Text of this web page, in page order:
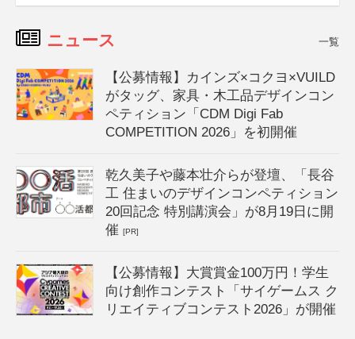
ニュース 一覧
【公募情報】カインズ×コクヨ×VUILD
がタッグ、家具・木工品デザインコン
ペティション「CDM Digi Fab
COMPETITION 2026」を初開催
乾久美子や藤本壮介らが登壇、「長谷
工 住まいのデザインコンペティション
20回記念 特別講演会」が8月19日に開
催[PR]
【公募情報】大賞賞金100万円！学生
向け創作コンテスト「サイゲームス ク
リエイティブコンテスト2026」が開催